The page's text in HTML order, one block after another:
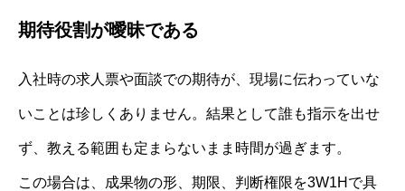
期待役割が曖昧である
入社時の求人票や面談での期待が、現場に伝わっていな
いことは珍しくありません。結果として誰も指示を出せ
ず、教える範囲も定まらないまま時間が過ぎます。
この場合は、成果物の形、期限、判断権限を3W1Hで具